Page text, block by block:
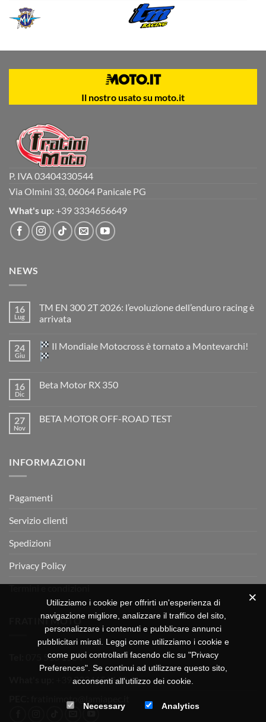
Il nostro usato su moto.it
P. IVA 03404330544
Via Olmini 33, 06064 Panicale PG
What's up: +39 3334656649
NEWS
16
Lug
TM EN 300 2T 2026: l’evoluzione dell’enduro racing è
arrivata
su
TM
EN
2026:
è
arrivata
24
Giu
Il Mondiale Motocross è tornato a Montevarchi!
su
Motocross
è
16
Dic
Beta Motor RX 350
Beta
27
Nov
BETA MOTOR OFF-ROAD TEST
MOTOR
INFORMAZIONI
Pagamenti
Servizio clienti
Spedizioni
Privacy Policy
FRATINI MOTO
075 518 1504
+39 3334656649
Utilizziamo i cookie per offrirti un'esperienza di
navigazione migliore, analizzare il traffico del sito,
personalizzare i contenuti e pubblicare annunci
pubblicitari mirati. Leggi come utilizziamo i cookie e
come puoi controllarli facendo clic su "Privacy
Preferences". Se continui ad utilizzare questo sito,
acconsenti all'utilizzo dei cookie.
Necessary Analytics